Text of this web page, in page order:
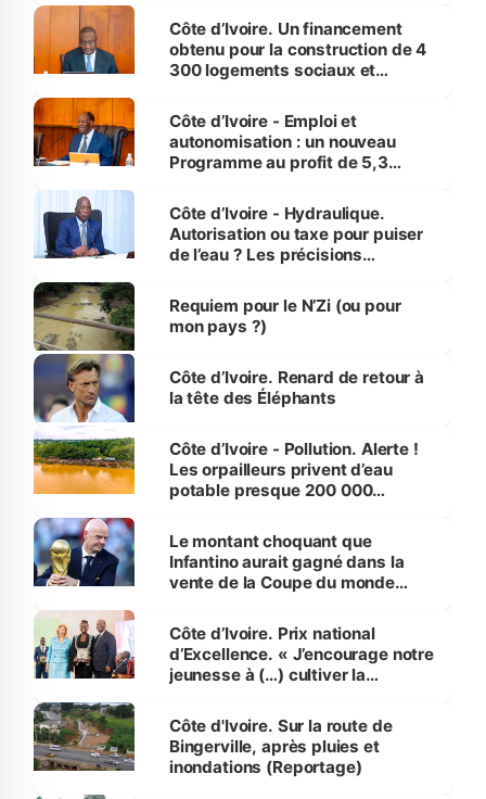
Côte d’Ivoire. Un financement
obtenu pour la construction de 4
300 logements sociaux et
et Yamoussoukro
Côte d’Ivoire - Emploi et
autonomisation : un nouveau
Programme au profit de 5,3
Côte d’Ivoire - Hydraulique.
Autorisation ou taxe pour puiser
de l’eau ? Les précisions
Requiem pour le N’Zi (ou pour
mon pays ?)
Côte d’Ivoire. Renard de retour à
la tête des Éléphants
Côte d’Ivoire - Pollution. Alerte !
Les orpailleurs privent d’eau
potable presque 200 000
Le montant choquant que
Infantino aurait gagné dans la
vente de la Coupe du monde
Côte d’Ivoire. Prix national
d’Excellence. « J’encourage notre
jeunesse à (…) cultiver la
(Alassane Ouattara
Côte d'Ivoire. Sur la route de
Bingerville, après pluies et
inondations (Reportage)